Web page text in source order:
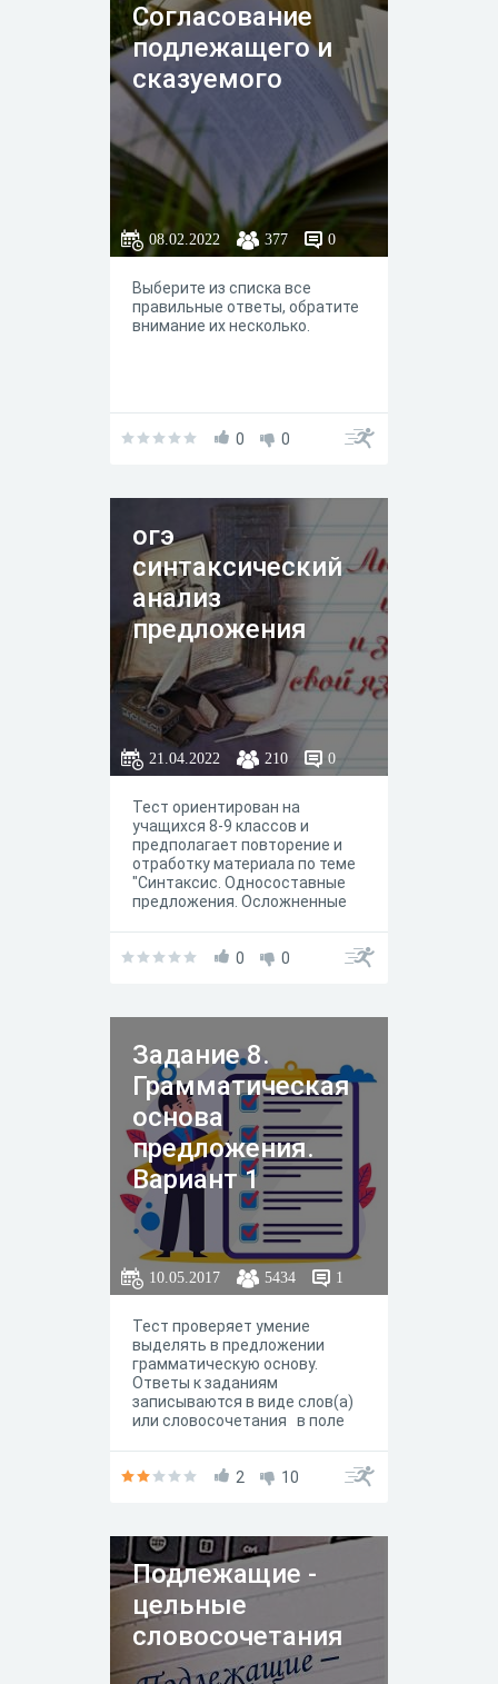
Согласование
подлежащего и
сказуемого
08.02.2022 377 0
Выберите из списка все
правильные ответы, обратите
внимание их несколько.
0 0
огэ
синтаксический
анализ
предложения
21.04.2022 210 0
Тест ориентирован на
учащихся 8-9 классов и
предполагает повторение и
отработку материала по теме
"Синтаксис. Односоставные
предложения. Осложненные
к ОГЭ.
0 0
Задание 8.
Грамматическая
основа
предложения.
Вариант 1
10.05.2017 5434 1
Тест проверяет умение
выделять в предложении
грамматическую основу.
Ответы к заданиям
записываются в виде слов(а)
или словосочетания в поле
2 10
Подлежащие -
цельные
словосочетания